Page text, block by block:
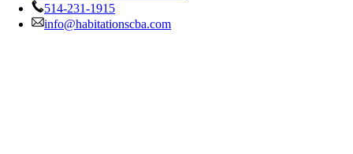
514-231-1915
info@habitationscba.com